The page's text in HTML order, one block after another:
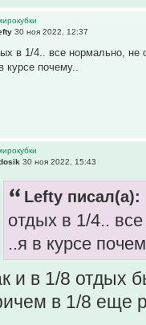
30 ноя 2022, 12:37
в 1/4.. все нормально, не
курсе почему..
30 ноя 2022, 15:43
Lefty писал(а):
отдых в 1/4..
..я в курсе
и в 1/8 отдых
в 1/8 еще